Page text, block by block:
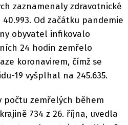
zaznamenaly zdravotnické
Od začátku pandemie
obyvatel infikovalo
24 hodin zemřelo
koronavirem, čímž se
19 vyšplhal na 245.635.
počtu zemřelých během
734 z 26. října, uvedla